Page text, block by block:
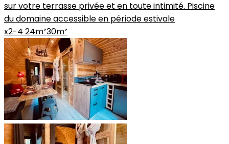
sur votre terrasse privée et en toute intimité. Piscine
du domaine accessible en période estivale
x2-4 24m²30m²